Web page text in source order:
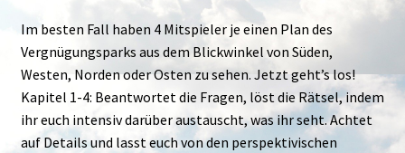
Im besten Fall haben 4 Mitspieler je einen Plan des
Vergnügungsparks aus dem Blickwinkel von Süden,
Westen, Norden oder Osten zu sehen. Jetzt geht’s los!
Kapitel 1-4: Beantwortet die Fragen, löst die Rätsel, indem
ihr euch intensiv darüber austauscht, was ihr seht. Achtet
auf Details und lasst euch von den perspektivischen